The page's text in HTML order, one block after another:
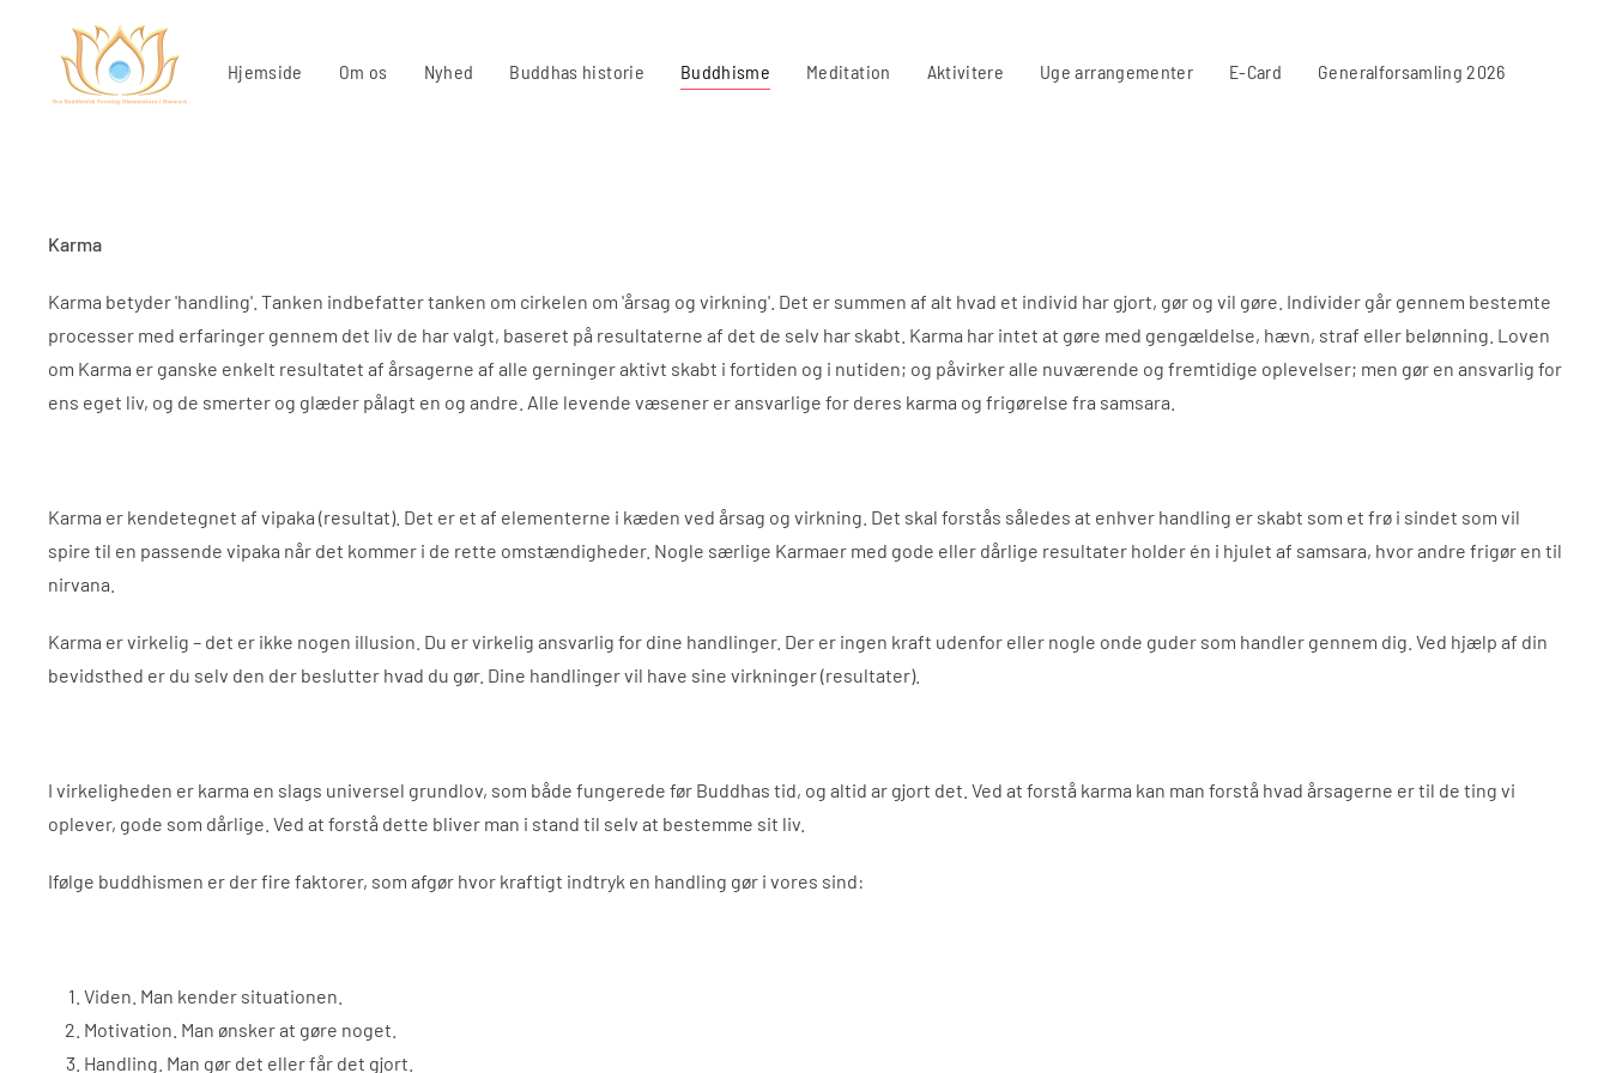
Hjemside Om os Nyhed Buddhas historie Buddhisme Meditation Aktivitere Uge arrangementer E-Card Generalforsamling 2026
Karma
Karma betyder 'handling'. Tanken indbefatter tanken om cirkelen om 'årsag og virkning'. Det er summen af alt hvad et individ har gjort, gør og vil gøre. Individer går gennem bestemte
processer med erfaringer gennem det liv de har valgt, baseret på resultaterne af det de selv har skabt. Karma har intet at gøre med gengældelse, hævn, straf eller belønning. Loven
om Karma er ganske enkelt resultatet af årsagerne af alle gerninger aktivt skabt i fortiden og i nutiden; og påvirker alle nuværende og fremtidige oplevelser; men gør en ansvarlig for
ens eget liv, og de smerter og glæder pålagt en og andre. Alle levende væsener er ansvarlige for deres karma og frigørelse fra samsara.
Karma er kendetegnet af vipaka (resultat). Det er et af elementerne i kæden ved årsag og virkning. Det skal forstås således at enhver handling er skabt som et frø i sindet som vil
spire til en passende vipaka når det kommer i de rette omstændigheder. Nogle særlige Karmaer med gode eller dårlige resultater holder én i hjulet af samsara, hvor andre frigør en til
nirvana.
Karma er virkelig – det er ikke nogen illusion. Du er virkelig ansvarlig for dine handlinger. Der er ingen kraft udenfor eller nogle onde guder som handler gennem dig. Ved hjælp af din
bevidsthed er du selv den der beslutter hvad du gør. Dine handlinger vil have sine virkninger (resultater).
I virkeligheden er karma en slags universel grundlov, som både fungerede før Buddhas tid, og altid ar gjort det. Ved at forstå karma kan man forstå hvad årsagerne er til de ting vi
oplever, gode som dårlige. Ved at forstå dette bliver man i stand til selv at bestemme sit liv.
Ifølge buddhismen er der fire faktorer, som afgør hvor kraftigt indtryk en handling gør i vores sind:
Viden. Man kender situationen.
Motivation. Man ønsker at gøre noget.
Handling. Man gør det eller får det gjort.